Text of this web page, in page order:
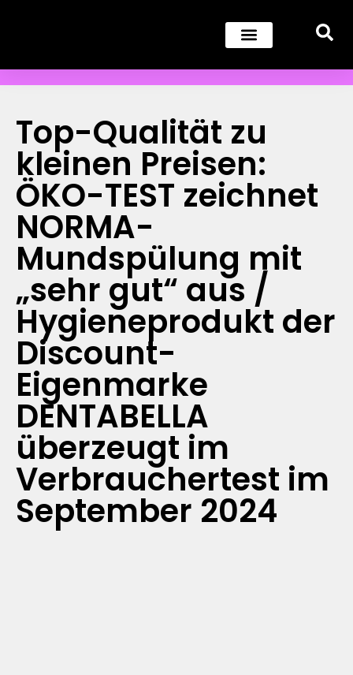
Top-Qualität zu
kleinen Preisen:
ÖKO-TEST zeichnet
NORMA-
Mundspülung mit
„sehr gut“ aus /
Hygieneprodukt der
Discount-
Eigenmarke
DENTABELLA
überzeugt im
Verbrauchertest im
September 2024